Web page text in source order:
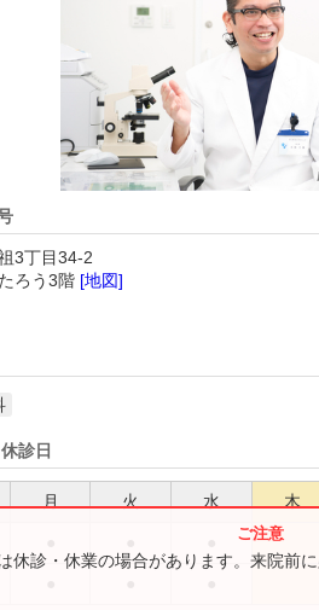
3丁目34-2
ろう3階 [地図]
診日
月 火 水 木
休診・休業の場合があります。来院前